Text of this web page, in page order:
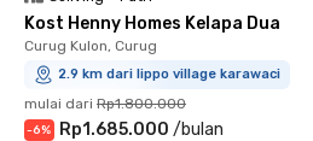
Kost Henny Homes Kelapa Dua
Curug Kulon, Curug
2.9 km dari lippo village karawaci
mulai dari Rp1.800.000
-6% Rp1.685.000 /bulan